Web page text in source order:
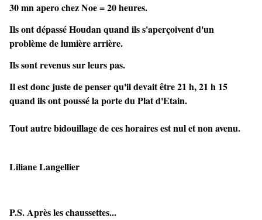
30 mn aperochez Noe = 20 heures.
Ils ont dépassé Houdan quand ils s'aperçoivent d'un
problème de lumière arrière.
Ils sont revenus sur leurs pas.
Il est donc juste de penser qu'il devait être 21 h, 21 h 15
quand ils ont poussé la porte du Plat d'Etain.
Tout autre bidouillage de ces horaires est nul et non avenu.
Liliane Langellier
P.S. Après les chaussettes...